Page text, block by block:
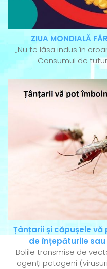
ZIUA MONDIALĂ
„Nu te lăsa indus în
Consumul de
Țânțarii și căpușele
de înțepăturile
Bolile transmise de
agenți patogeni